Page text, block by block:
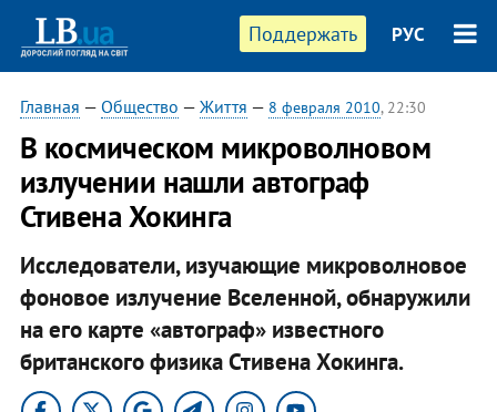
Поддержать РУС
Главная — Общество — Життя — 8 февраля 2010, 22:30
В космическом микроволновом
излучении нашли автограф
Стивена Хокинга
Исследователи, изучающие микроволновое
фоновое излучение Вселенной, обнаружили
на его карте «автограф» известного
британского физика Стивена Хокинга.